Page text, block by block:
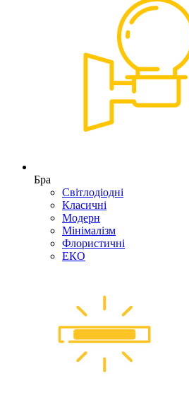
Бра
Світлодіодні
Класичні
Модерн
Мінімалізм
Флористичні
ЕКО